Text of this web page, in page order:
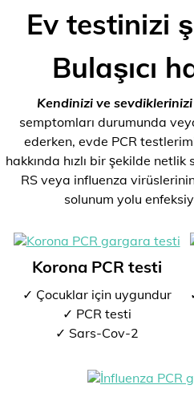
Ev testinizi
Bulaşıcı
Kendinizi ve
semptomları durumunda
ederken, evde PCR
hakkında hızlı bir şekilde
RS veya influenza
solunum yolu
Korona PCR testi
✓ Çocuklar için uygundur
✓ PCR testi
✓ Sars-Cov-2